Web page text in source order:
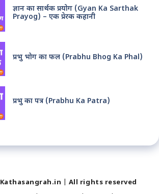
ज्ञान का सार्थक प्रयोग (Gyan Ka Sarthak
Prayog) – एक प्रेरक कहानी
प्रभु भोग का फल (Prabhu Bhog Ka Phal)
प्रभु का पत्र (Prabhu Ka Patra)
Kathasangrah.in
All rights reserved